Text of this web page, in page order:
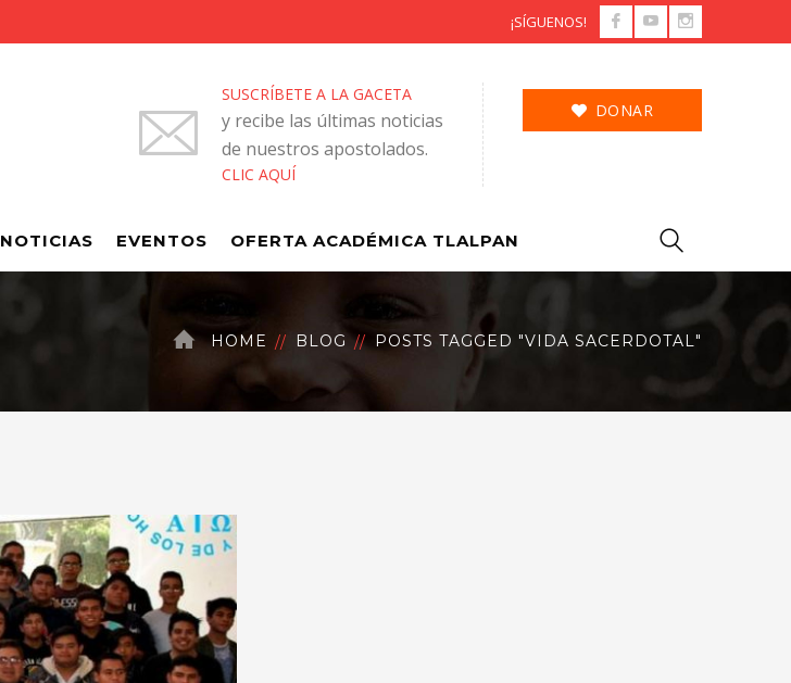
¡SÍGUENOS!
Facebook
Youtube
DONAR
SUSCRÍBETE A LA GACETA
y recibe las últimas noticias
de nuestros apostolados.
CLIC AQUÍ
NOTICIAS EVENTOS OFERTA ACADÉMICA TLALPAN
HOME BLOG POSTS TAGGED "VIDA SACERDOTAL"